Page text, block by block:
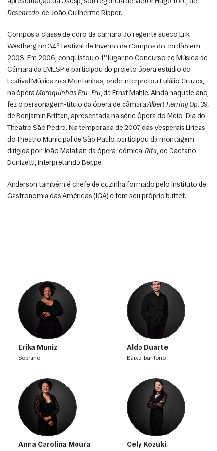
Desenredo, de João Guilherme Ripper.
Compôs a classe de coro de câmara do regente sueco Erik
Westberg no 34º Festival de Inverno de Campos do Jordão em
2003. Em 2006, conquistou o 1° lugar no Concurso de Música de
Câmara da EMESP e participou do projeto ópera estúdio do
Festival Música nas Montanhas, onde interpretou Eulálio Cruzes,
na ópera Maroquinhas Fru-Fru, de Ernst Mahle. Ainda naquele ano,
fez o personagem-título da ópera de câmara Albert Herring Op. 39,
de Benjamin Britten, apresentada na série Ópera do Meio-Dia do
Theatro São Pedro. Na temporada de 2007 das Vesperais Líricas
do Theatro Municipal de São Paulo, participou da montagem
dirigida por João Malatian da ópera-cômica Rita, de Gaetano
Donizetti, interpretando Beppe.
Anderson também é chefe de cozinha formado pelo Instituto de
Gastronomia das Américas (IGA) e tem seu próprio buffet.
Erika Muniz
soprano
Aldo Duarte
baixo-barítono
Anna Carolina Moura Cely Kozuki